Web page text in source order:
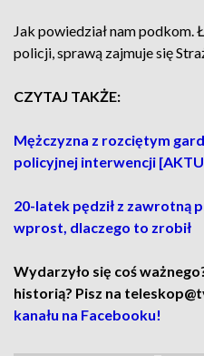
Jak powiedział nam podkom.
policji, sprawą zajmuje się
CZYTAJ TAKŻE:
Mężczyzna z rozciętym
policyjnej interwencji
20-latek pędził z zawrotną
wprost, dlaczego to zrobił
Wydarzyło się coś
historią? Pisz na
kanału na Facebooku!